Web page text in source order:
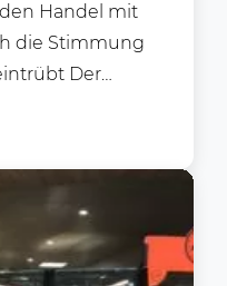
Handel mit
die Stimmung
Der